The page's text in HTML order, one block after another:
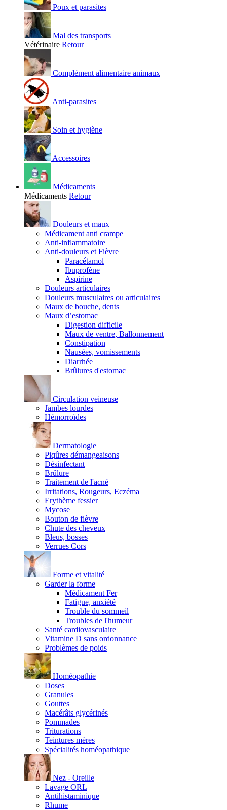
Poux et parasites
Mal des transports
Vétérinaire Retour
Complément alimentaire animaux
Anti-parasites
Soin et hygiène
Accessoires
Médicaments
Médicaments Retour
Douleurs et maux
Médicament anti crampe
Anti-inflammatoire
Anti-douleurs et Fièvre
Paracétamol
Ibuprofène
Aspirine
Douleurs articulaires
Douleurs musculaires ou articulaires
Maux de bouche, dents
Maux d’estomac
Digestion difficile
Maux de ventre, Ballonnement
Constipation
Nausées, vomissements
Diarrhée
Brûlures d'estomac
Circulation veineuse
Jambes lourdes
Hémorroïdes
Dermatologie
Piqûres démangeaisons
Désinfectant
Brûlure
Traitement de l'acné
Irritations, Rougeurs, Eczéma
Erythème fessier
Mycose
Bouton de fièvre
Chute des cheveux
Bleus, bosses
Verrues Cors
Forme et vitalité
Garder la forme
Médicament Fer
Fatigue, anxiété
Trouble du sommeil
Troubles de l'humeur
Santé cardiovasculaire
Vitamine D sans ordonnance
Problèmes de poids
Homéopathie
Doses
Granules
Gouttes
Macérâts glycérinés
Pommades
Triturations
Teintures mères
Spécialités homéopathique
Nez - Oreille
Lavage ORL
Antihistaminique
Rhume